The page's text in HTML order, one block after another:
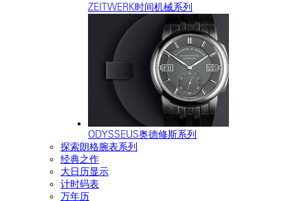
ZEITWERK时间机械系列
ODYSSEUS奥德修斯系列
探索朗格腕表系列
经典之作
大日历显示
计时码表
万年历